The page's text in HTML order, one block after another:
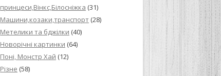
принцеси,Вінкс,Білосніжка (31)
Машини,козаки,транспорт (28)
Метелики та бджілки (40)
Новорічні картинки (64)
Поні, Монстр Хай (12)
Різне (58)